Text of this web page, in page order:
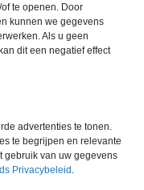
te openen. Door
kunnen we gegevens
Als u geen
dit een negatief effect
advertenties te tonen.
te begrijpen en relevante
gebruik van uw gegevens
Privacybeleid .